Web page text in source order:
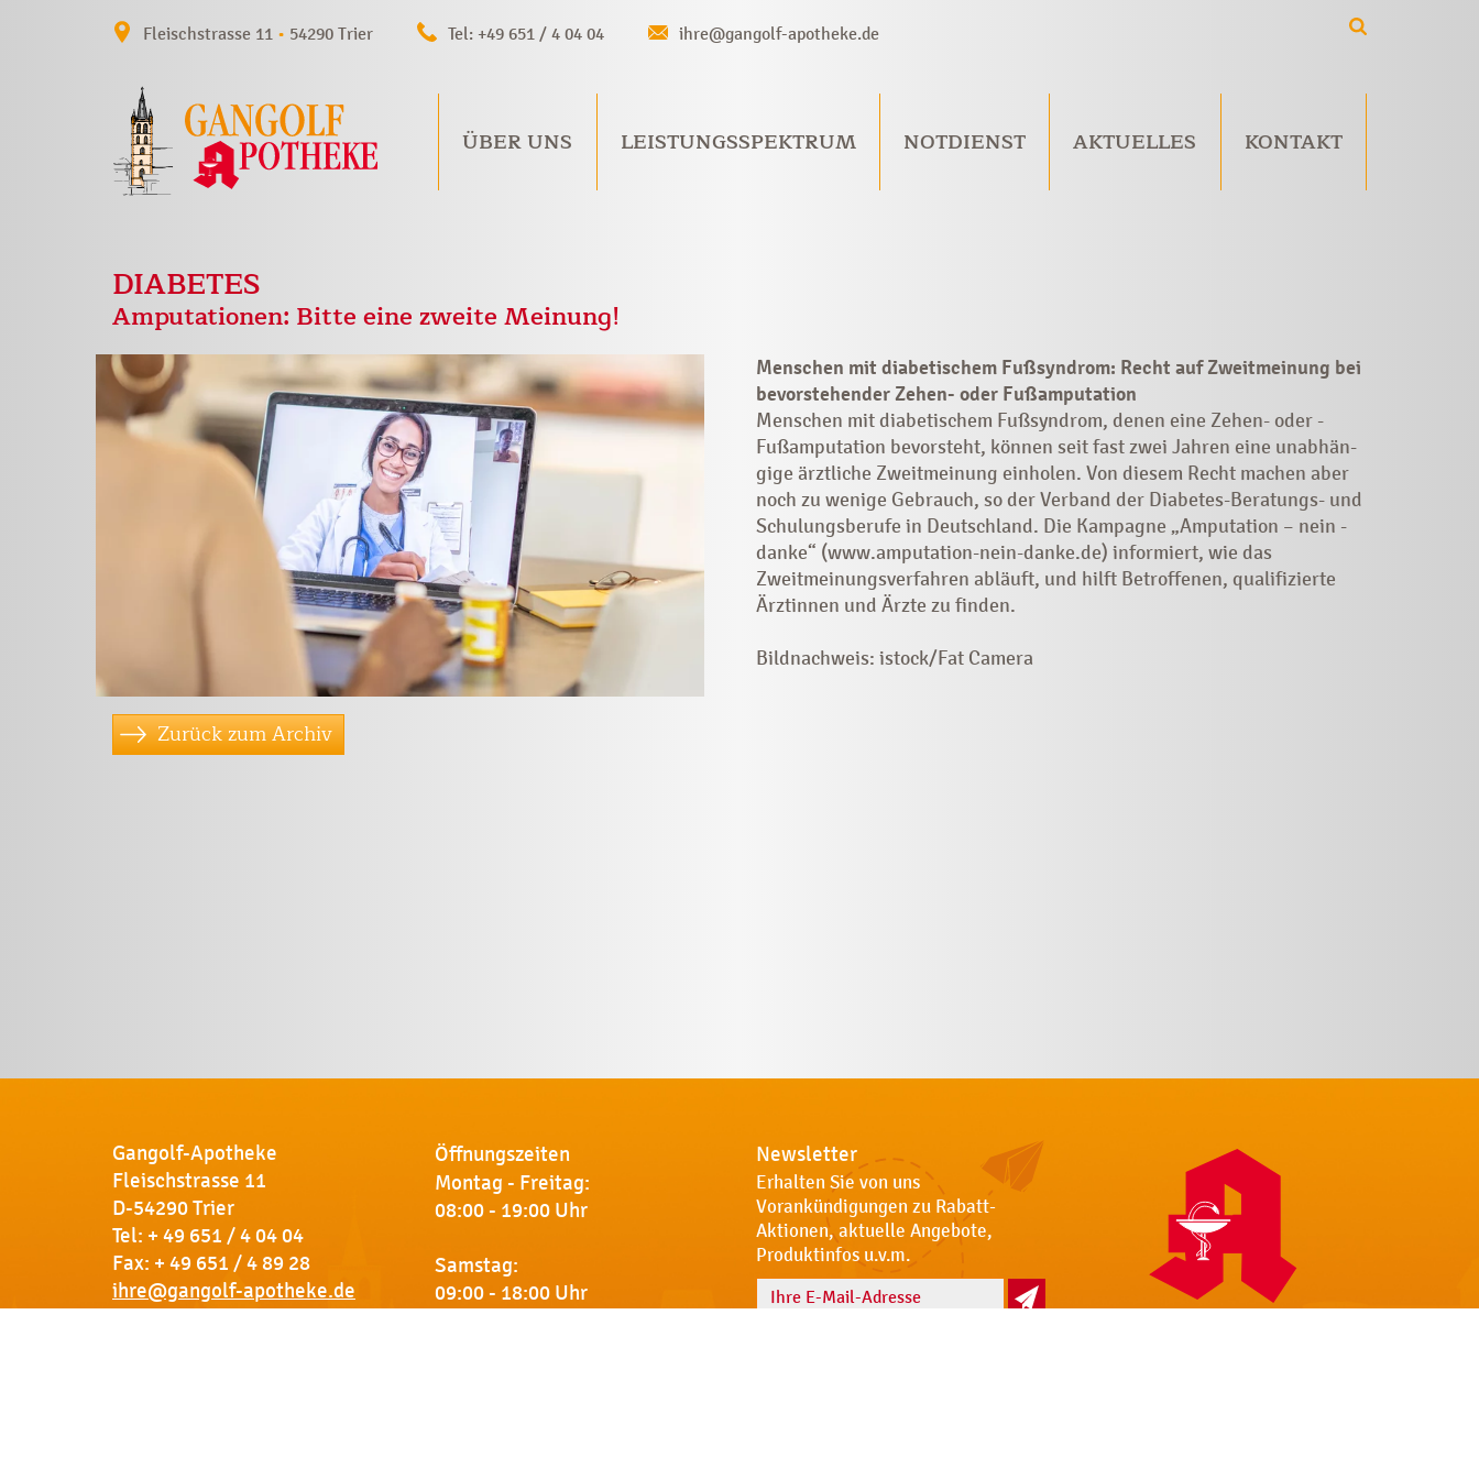
Fleischstrasse 11 • 54290 Trier Tel: +49 651 / 4 04 04 ihre@gangolf-apotheke.de
ÜBER UNS LEISTUNGSSPEKTRUM NOTDIENST AKTUELLES KONTAKT
DIABETES
Amputationen: Bitte eine zweite Meinung!
Menschen mit diabetischem Fußsyndrom: Recht auf Zweitmeinung bei
bevorstehender Zehen- oder ­Fußamputation
Menschen mit diabetischem Fußsyndrom, denen eine Zehen- oder ­
Fußamputation bevorsteht, können seit fast zwei Jahren ­eine unabhän­
gige ärztliche Zweit­meinung einholen. Von ­diesem Recht machen aber
noch zu ­wenige Gebrauch, so der Verband der Diabetes-­Beratungs- und
Schulungsberufe in Deutschland. Die ­Kampagne ­„Amputation – nein ­
danke“ (www.amputation-nein-danke.de) informiert, wie das
Zweitmeinungsverfahren abläuft, und hilft Betroffenen, qualifizierte
Ärztinnen und Ärzte zu finden.
Bildnachweis: istock/Fat Camera
Zurück zum Archiv
Gangolf-Apotheke
Fleischstrasse 11
D-54290 Trier
Tel: + 49 651 / 4 04 04
Fax: + 49 651 / 4 89 28
ihre@gangolf-apotheke.de
Öffnungszeiten
Montag - Freitag:
08:00 - 19:00 Uhr
Samstag:
09:00 - 18:00 Uhr
Newsletter
Erhalten Sie von uns
Vorankündigungen zu Rabatt-
Aktionen, aktuelle Angebote,
Produktinfos u.v.m.
Name